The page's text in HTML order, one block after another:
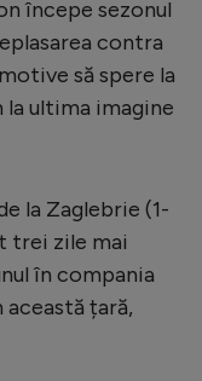
începe sezonul
contra
să spere la
ultima imagine
la Zaglebrie (1-
trei zile mai
în compania
țară,